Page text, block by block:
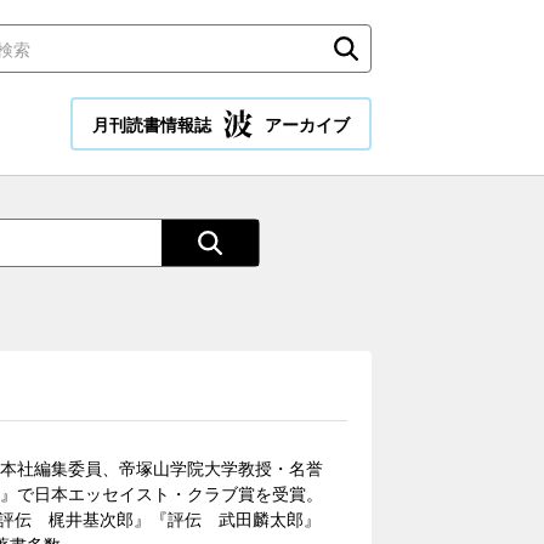
月刊読書情報誌 アーカイブ
社編集委員、帝塚山学院大学教授・名誉
日本エッセイスト・クラブ賞を受賞。
伝 梶井基次郎』『評伝 武田麟太郎』